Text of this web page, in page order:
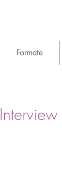
Formate